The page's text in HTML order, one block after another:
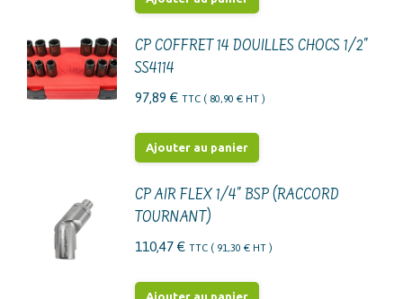
CP COFFRET 14 DOUILLES CHOCS 1/2"
SS4114
97,89 € TTC ( 80,90 € HT )
Ajouter au panier
CP AIR FLEX 1/4" BSP (RACCORD
TOURNANT)
110,47 € TTC ( 91,30 € HT )
Ajouter au panier